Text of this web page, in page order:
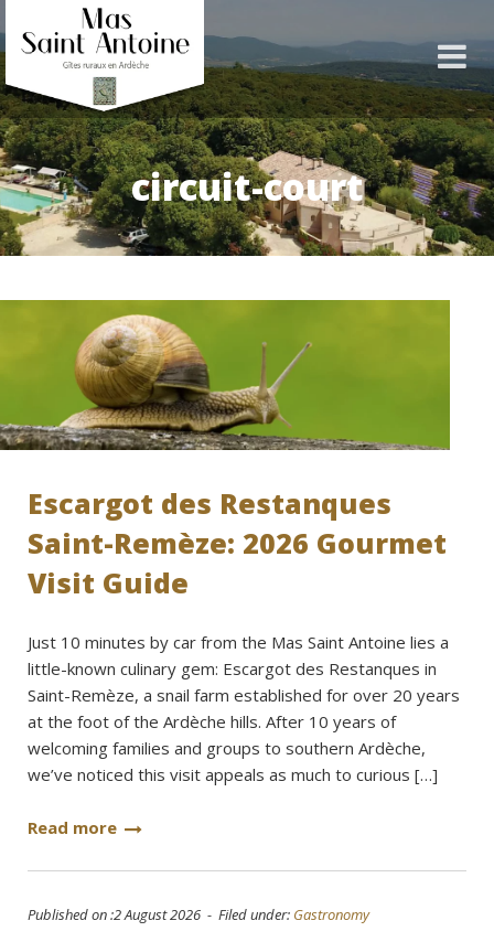
circuit-court
Escargot des Restanques
Saint-Remèze: 2026 Gourmet
Visit Guide
Just 10 minutes by car from the Mas Saint Antoine lies a
little-known culinary gem: Escargot des Restanques in
Saint-Remèze, a snail farm established for over 20 years
at the foot of the Ardèche hills. After 10 years of
welcoming families and groups to southern Ardèche,
we’ve noticed this visit appeals as much to curious […]
Read more
Published on :2 August 2026 - Filed under: Gastronomy